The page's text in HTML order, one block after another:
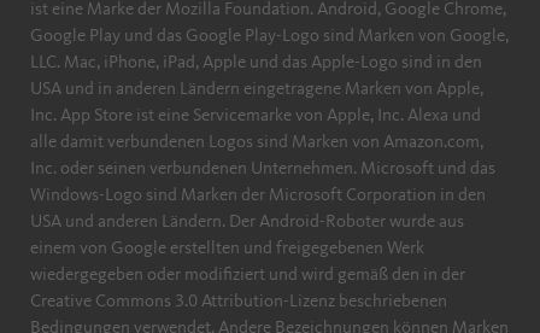
ist eine Marke der Mozilla Foundation. Android, Google Chrome,
Google Play und das Google Play-Logo sind Marken von Google,
LLC. Mac, iPhone, iPad, Apple und das Apple-Logo sind in den
USA und in anderen Ländern eingetragene Marken von Apple,
Inc. App Store ist eine Servicemarke von Apple, Inc. Alexa und
alle damit verbundenen Logos sind Marken von Amazon.com,
Inc. oder seinen verbundenen Unternehmen. Microsoft und das
Windows-Logo sind Marken der Microsoft Corporation in den
USA und anderen Ländern. Der Android-Roboter wurde aus
einem von Google erstellten und freigegebenen Werk
wiedergegeben oder modifiziert und wird gemäß den in der
Creative Commons 3.0 Attribution-Lizenz beschriebenen
Bedingungen verwendet. Andere Bezeichnungen können Marken